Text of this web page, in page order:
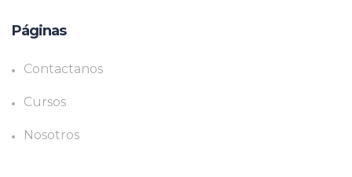
Páginas
Contactanos
Cursos
Nosotros